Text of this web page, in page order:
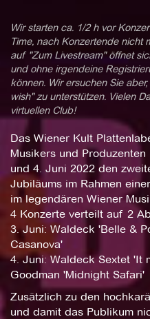
Wir starten ca. 1/2 h vor
Time, nach Konzertende nicht
auf "Zum Livestream" öffnet
und ohne irgendeine
können. Wir ersuchen Sie
wish" zu unterstützen. Vielen
virtuellen Club!
Das Wiener Kult
Musikers und
und 4. Juni 2022 den
Jubiläums im Rahmen
im legendären Wiener
4 Konzerte verteilt auf 2
3. Juni: Waldeck 'Belle &
Casanova'
4. Juni: Waldeck Sextet 'It
Goodman 'Midnight Safari'
Zusätzlich zu den
und damit das Publikum